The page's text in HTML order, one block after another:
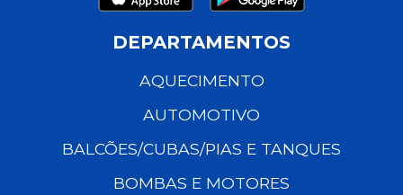
DEPARTAMENTOS
AQUECIMENTO
AUTOMOTIVO
BALCÕES/CUBAS/PIAS E TANQUES
BOMBAS E MOTORES